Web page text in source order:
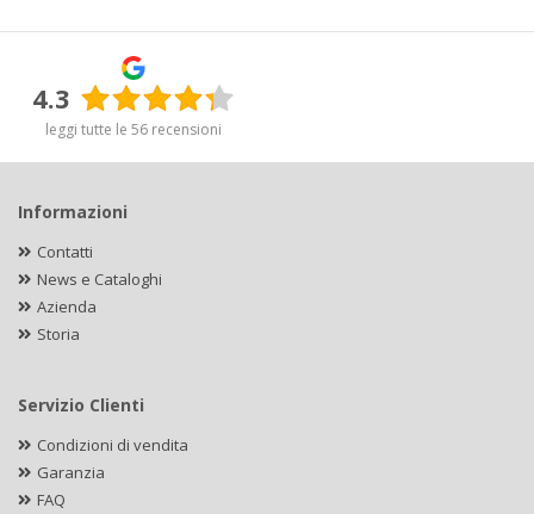
4.3
leggi tutte le 56 recensioni
Informazioni
Contatti
News e Cataloghi
Azienda
Storia
Servizio Clienti
Condizioni di vendita
Garanzia
FAQ